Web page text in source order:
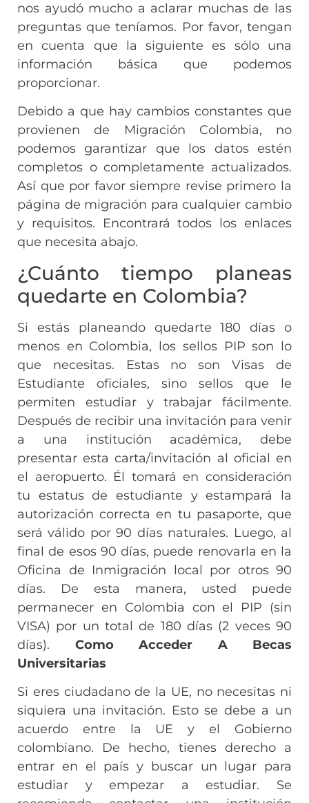
nos ayudó mucho a aclarar muchas de las
preguntas que teníamos. Por favor, tengan
en cuenta que la siguiente es sólo una
información básica que podemos
proporcionar.
Debido a que hay cambios constantes que
provienen de Migración Colombia, no
podemos garantizar que los datos estén
completos o completamente actualizados.
Así que por favor siempre revise primero la
página de migración para cualquier cambio
y requisitos. Encontrará todos los enlaces
que necesita abajo.
¿Cuánto tiempo planeas
quedarte en Colombia?
Si estás planeando quedarte 180 días o
menos en Colombia, los sellos PIP son lo
que necesitas. Estas no son Visas de
Estudiante oficiales, sino sellos que le
permiten estudiar y trabajar fácilmente.
Después de recibir una invitación para venir
a una institución académica, debe
presentar esta carta/invitación al oficial en
el aeropuerto. Él tomará en consideración
tu estatus de estudiante y estampará la
autorización correcta en tu pasaporte, que
será válido por 90 días naturales. Luego, al
final de esos 90 días, puede renovarla en la
Oficina de Inmigración local por otros 90
días. De esta manera, usted puede
permanecer en Colombia con el PIP (sin
VISA) por un total de 180 días (2 veces 90
días). Como Acceder A Becas
Universitarias
Si eres ciudadano de la UE, no necesitas ni
siquiera una invitación. Esto se debe a un
acuerdo entre la UE y el Gobierno
colombiano. De hecho, tienes derecho a
entrar en el país y buscar un lugar para
estudiar y empezar a estudiar. Se